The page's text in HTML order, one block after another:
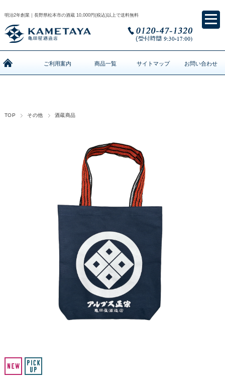
明治2年創業｜長野県松本市の酒蔵 10,000円(税込)以上で送料無料
ご利用案内 商品一覧 サイトマップ お問い合わせ
TOP その他 酒蔵商品